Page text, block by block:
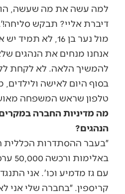
למה עשה את מה שעשה,
מול נער בן 16, לא
אנחנו מנחים את הנהגים
להמשיך הלאה. לא לקחת
בסוף היום לאישה ולילדים,
טלפון שראש המשפחה
מה מדיניות החברה
הנהגים?
״בעבר ההסתדרות הכללית
עם גז מדמיע וכו'. אני
קריספין. ״בחברה שלי אני